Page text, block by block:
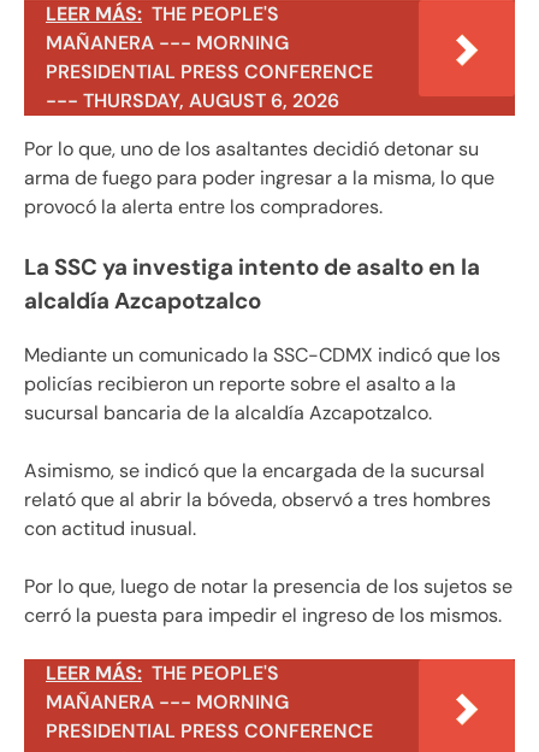
LEER MÁS: THE PEOPLE'S
MAÑANERA --- MORNING
PRESIDENTIAL PRESS CONFERENCE
--- THURSDAY, AUGUST 6, 2026
Por lo que, uno de los asaltantes decidió detonar su
arma de fuego para poder ingresar a la misma, lo que
provocó la alerta entre los compradores.
La SSC ya investiga intento de asalto en la
alcaldía Azcapotzalco
Mediante un comunicado la SSC-CDMX indicó que los
policías recibieron un reporte sobre el asalto a la
sucursal bancaria de la alcaldía Azcapotzalco.
Asimismo, se indicó que la encargada de la sucursal
relató que al abrir la bóveda, observó a tres hombres
con actitud inusual.
Por lo que, luego de notar la presencia de los sujetos se
cerró la puesta para impedir el ingreso de los mismos.
LEER MÁS: THE PEOPLE'S
MAÑANERA --- MORNING
PRESIDENTIAL PRESS CONFERENCE